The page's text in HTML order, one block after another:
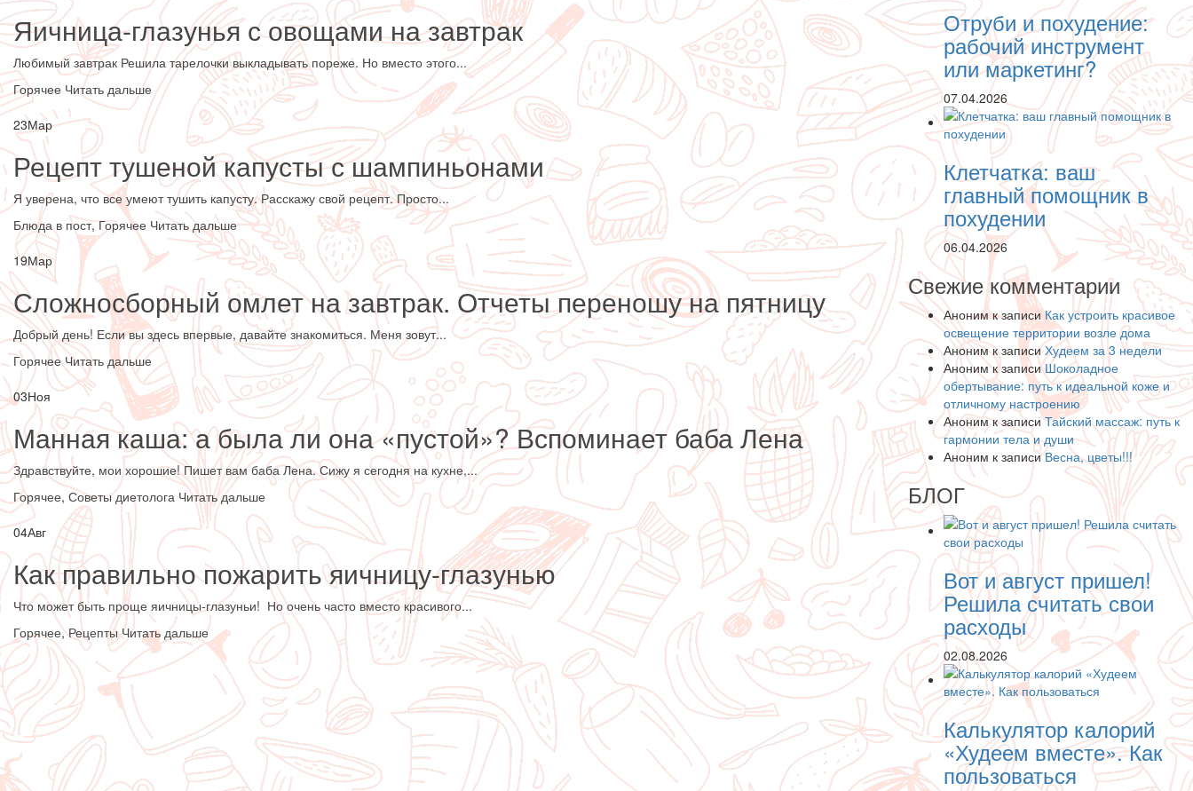
Яичница-глазунья с овощами на завтрак
Любимый завтрак Решила тарелочки выкладывать пореже. Но вместо этого...
Горячее Читать дальше
23Мар
Рецепт тушеной капусты с шампиньонами
Я уверена, что все умеют тушить капусту. Расскажу свой рецепт. Просто...
Блюда в пост,Горячее Читать дальше
19Мар
Сложносборный омлет на завтрак. Отчеты переношу на пятницу
Добрый день! Если вы здесь впервые, давайте знакомиться. Меня зовут...
Горячее Читать дальше
03Ноя
Манная каша: а была ли она «пустой»? Вспоминает баба Лена
Здравствуйте, мои хорошие! Пишет вам баба Лена. Сижу я сегодня на кухне,...
Горячее, Советы диетолога Читать дальше
04Авг
Как правильно пожарить яичницу-глазунью
Что может быть проще яичницы-глазуньи! Но очень часто вместо красивого...
Горячее,Рецепты Читать дальше
Отруби и похудение:
рабочий инструмент
или маркетинг?
07.04.2026
Клетчатка: ваш
главный помощник в
похудении
06.04.2026
Свежие комментарии
Анонимк записиКак устроить красивое
освещение территории возле дома
Анонимк записиХудеем за 3 недели
Анонимк записиШоколадное
обертывание: путь к идеальной коже и
отличному настроению
Анонимк записиТайский массаж: путь к
гармонии тела и души
Аноним к записиВесна, цветы!!!
БЛОГ
Вот и август пришел!
Решила считать свои
расходы
02.08.2026
Калькулятор калорий
«Худеем вместе». Как
пользоваться